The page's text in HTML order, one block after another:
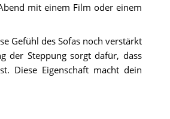
mit einem Film oder einem
Gefühl des Sofas noch verstärkt
der Steppung sorgt dafür, dass
Diese Eigenschaft macht dein